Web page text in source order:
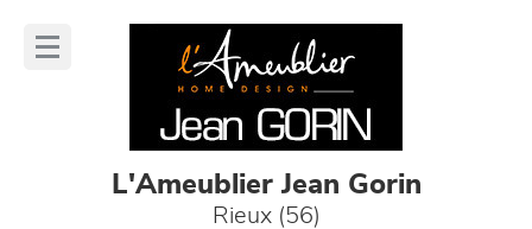
L'Ameublier Jean Gorin
Rieux (56)